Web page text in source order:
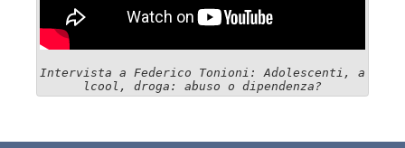
Intervista a Federico Tonioni: Adolescenti, a
lcool, droga: abuso o dipendenza?